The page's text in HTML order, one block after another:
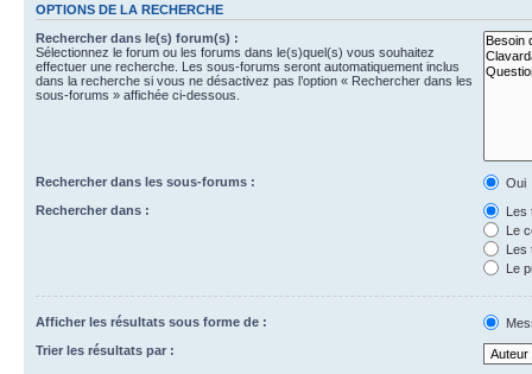
OPTIONS DE LA RECHERCHE
Rechercher dans le(s) forum(s) :
Sélectionnez le forum ou les forums dans le(s)quel(s) vous souhaitez
effectuer une recherche. Les sous-forums seront automatiquement inclus
dans la recherche si vous ne désactivez pas l’option « Rechercher dans les
sous-forums » affichée ci-dessous.
Rechercher dans les sous-forums :
Oui
Rechercher dans :
Les
Le
Les
Le
Afficher les résultats sous forme de :
Trier les résultats par :